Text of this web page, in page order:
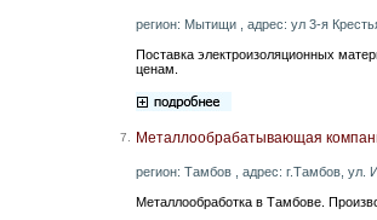
регион: Мытищи , адрес: ул 3-я
Поставка электроизоляционных
ценам.
7. Металлообрабатывающая
регион: Тамбов , адрес: г.Тамбов,
Металлообработка в Тамбове.